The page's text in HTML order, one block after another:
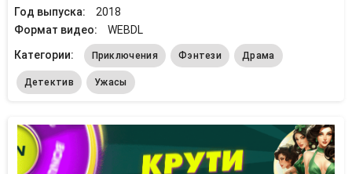
Год выпуска:
2018
Формат видео:
WEBDL
Категории:
Приключения Фэнтези Драма
Детектив Ужасы